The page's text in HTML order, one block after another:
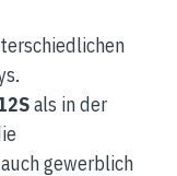
als in der
gewerblich